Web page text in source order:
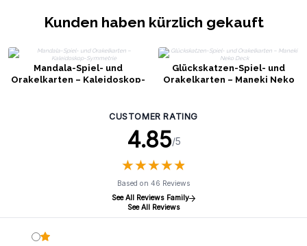
Kunden haben kürzlich gekauft
Mandala-Spiel- und
Orakelkarten – Kaleidoskop-
Glückskatzen-Spiel- und
Orakelkarten – Maneki Neko
CUSTOMER RATING
4.85/5
★★★★★
★★★★★
Based on 46 Reviews
See All Reviews Family
See All Reviews